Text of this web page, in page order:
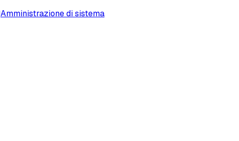
Amministrazione di sistema